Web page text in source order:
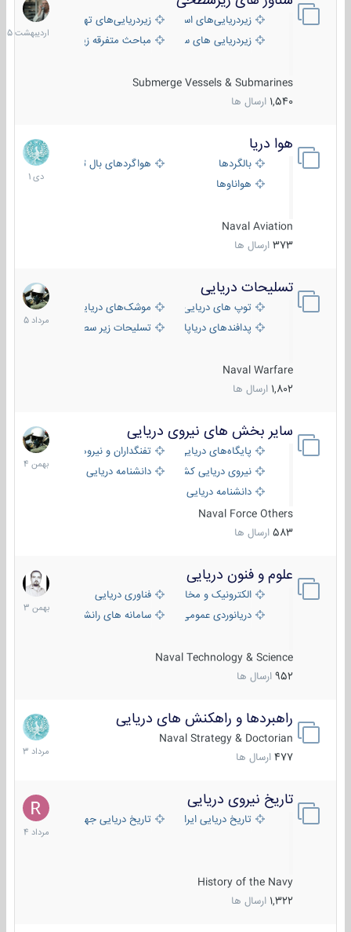
زیردریایی‌های استراتژیکزیردریایی‌های تهاجمی
زیردریایی های سبک
مباحث متفرقه زیرسطحی
Submerge Vessels & Submarines
1,540 ارسال ها
1405
هوا دریا
بالگردها
هواگردهای بال ثابت
هواناوها
Naval Aviation
373 ارسال ها
12
دی
1401
تسلیحات دریایی
توپ های دریایی
موشک‌های دریایی
پدافندهای دریاپایه
تسلیحات زیر سطحی
Naval Warfare
1,802 ارسال ها
2
مرداد
1405
سایر بخش های نیروی دریایی
پایگاه‌های دریایی
تفنگداران و نیروهای ویژه‌ی دریایی
نیروی دریایی کشورهای مختلفدانشنامه دریایی
دانشنامه دریایی کپی
Naval Force Others
583 ارسال ها
22
بهمن
1404
علوم و فنون دریایی
الکترونیک و مخابرات دریاییفناوری دریایی
دریانوردی عمومی
سامانه های رانشی دریایی
Naval Technology & Science
952 ارسال ها
6
بهمن
1403
راهبردها و راهکنش های دریایی
Naval Strategy & Doctorian
477 ارسال ها
2
مرداد
1403
تاریخ نیروی دریایی
تاریخ دریایی ایران تاریخ دریایی جهان
History of the Navy
1,322 ارسال ها
16
مرداد
1404